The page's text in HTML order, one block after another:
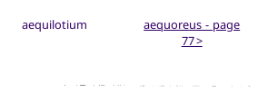
aequilotium
aequoreus - page
77 >